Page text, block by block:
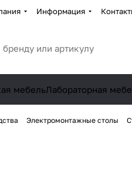
Информация
мебельЛабораторная
Электромонтажные столы